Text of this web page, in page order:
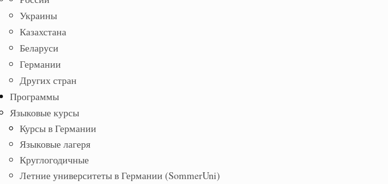
Украины
Казахстана
Беларуси
Германии
Других стран
Программы
Языковые курсы
Курсы в Германии
Языковые лагеря
Круглогодичные
Летние университеты в Германии (SommerUni)